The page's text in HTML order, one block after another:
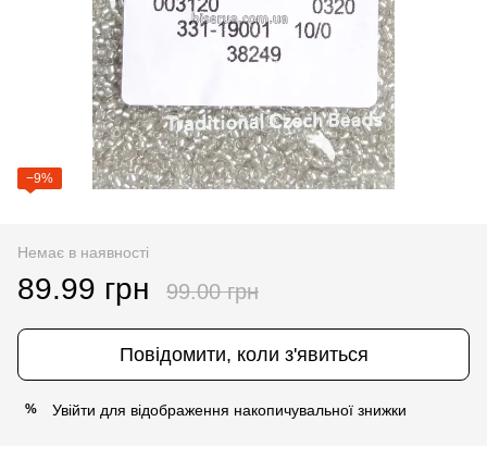
−9%
Немає в наявності
89.99 грн 99.00 грн
Повідомити, коли з'явиться
% Увійти для відображення накопичувальної знижки